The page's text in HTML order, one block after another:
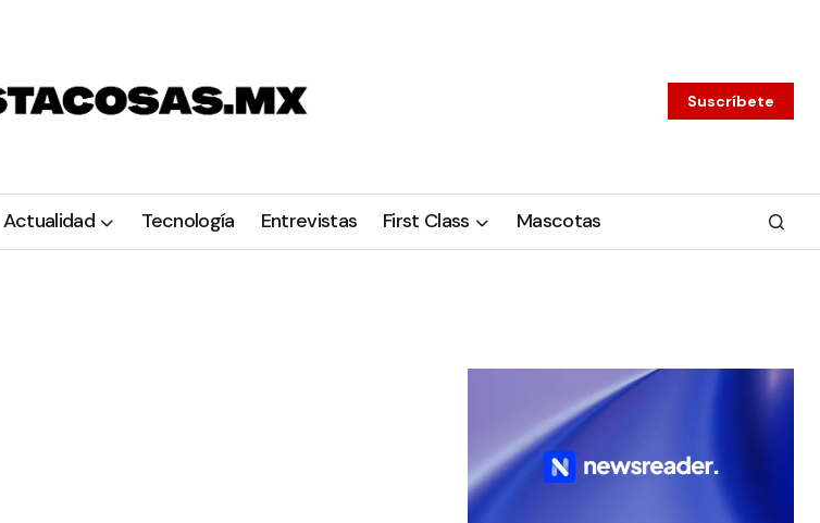
Suscríbete
Actualidad Tecnología Entrevistas First Class Mascotas